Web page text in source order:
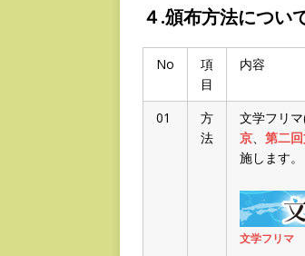
４.頒布方法につい
No
項
目
内容
01
方
法
文学フリ
京、 第二
施します。
文学フリマ